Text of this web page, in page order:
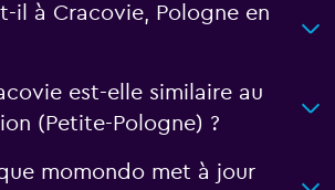
il à Cracovie, Pologne en
est-elle similaire au
(Petite-Pologne) ?
momondo met à jour